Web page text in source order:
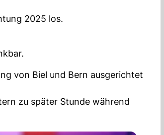
2025 los.
von Biel und Bern ausgerichtet
zu später Stunde während